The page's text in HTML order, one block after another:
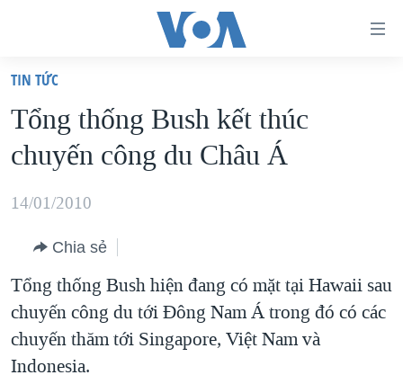
truy
cập
Tới
dung
chính
điều
hướng
chính
VIỆT NAM
HOA KỲ
BIỂN ĐÔNG
BLOG
DIỄN ĐÀN
MỤC
TỰ DO BÁO CHÍ
CHUYÊN ĐỀ
TIN TỨC
Tổng thống Bush kết thúc
chuyến công du Châu Á
14/01/2010
Chia sẻ
Tổng thống Bush hiện đang có mặt tại Hawaii sau
chuyến công du tới Đông Nam Á trong đó có các
chuyến thăm tới Singapore, Việt Nam và
Indonesia.